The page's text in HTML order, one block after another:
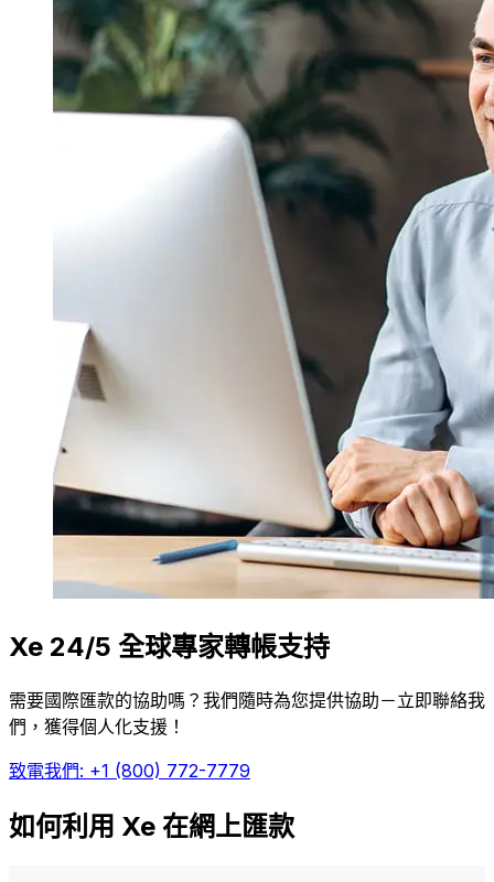
Xe 24/5 全球專家轉帳支持
需要國際匯款的協助嗎？我們隨時為您提供協助－立即聯絡我
們，獲得個人化支援！
致電我們: +1 (800) 772-7779
如何利用 Xe 在網上匯款